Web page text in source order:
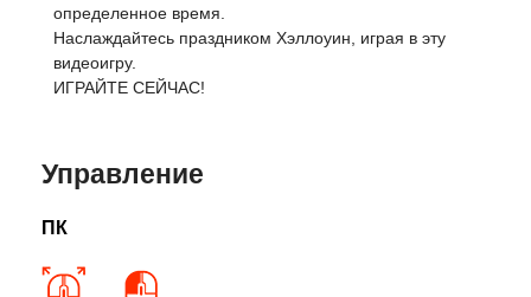
определенное время.
Наслаждайтесь праздником Хэллоуин, играя в эту
видеоигру.
ИГРАЙТЕ СЕЙЧАС!
Управление
ПК